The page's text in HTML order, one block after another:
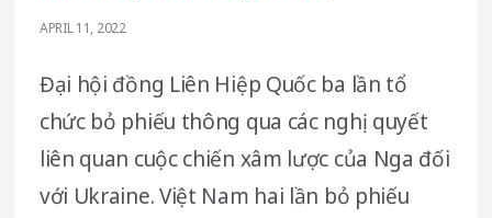
APRIL 11, 2022
Đại hội đồng Liên Hiệp Quốc ba lần tổ
chức bỏ phiếu thông qua các nghị quyết
liên quan cuộc chiến xâm lược của Nga đối
với Ukraine. Việt Nam hai lần bỏ phiếu